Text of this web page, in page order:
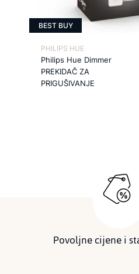
BEST BUY
PHILIPS HUE
Philips Hue Dimmer
PREKIDAČ ZA
PRIGUŠIVANJE
Povoljne cijene i